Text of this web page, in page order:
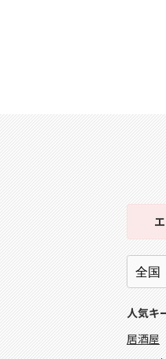
人気キ
居酒屋